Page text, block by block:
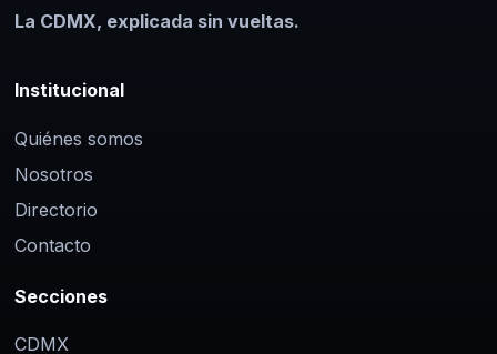
La CDMX, explicada sin vueltas.
Institucional
Quiénes somos
Nosotros
Directorio
Contacto
Secciones
CDMX